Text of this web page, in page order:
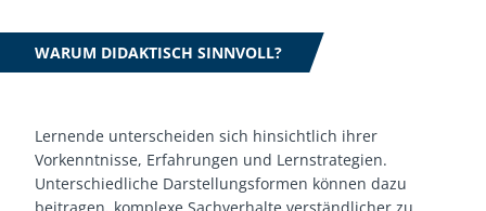
WARUM DIDAKTISCH SINNVOLL?
Lernende unterscheiden sich hinsichtlich ihrer
Vorkenntnisse, Erfahrungen und Lernstrategien.
Unterschiedliche Darstellungsformen können dazu